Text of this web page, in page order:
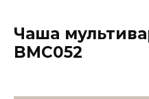
Чаша
BMC052